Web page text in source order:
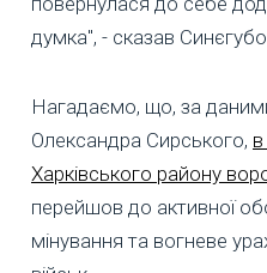
думка", - сказав
Нагадаємо, що, за
Олександра Сирського,
Харківського району
перейшов до активної
мінування та вогневе